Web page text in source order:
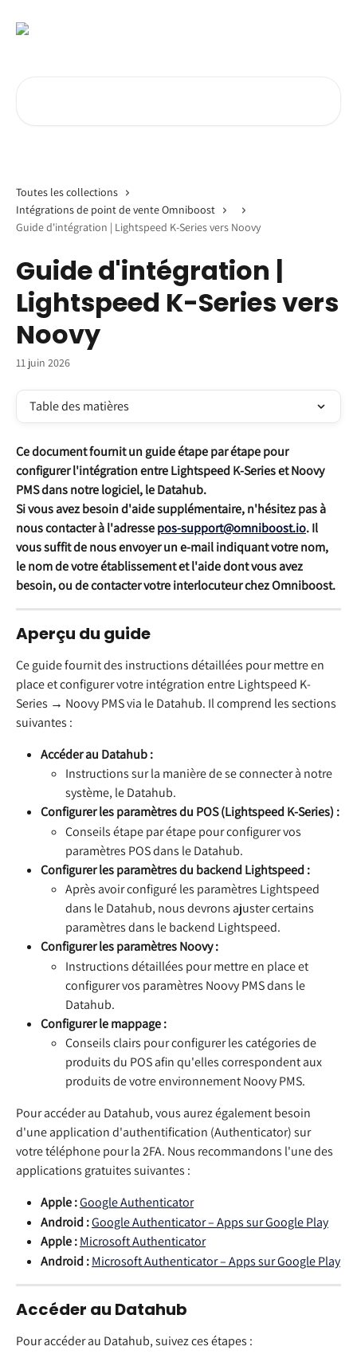
Toutes les collections
Intégrations de point de vente Omniboost
Guide d'intégration | Lightspeed K-Series vers Noovy
Guide d'intégration |
Lightspeed K-Series vers
Noovy
11 juin 2026
Table des matières
Ce document fournit un guide étape par étape pour
configurer l'intégration entre Lightspeed K-Series et Noovy
PMS dans notre logiciel, le Datahub.
Si vous avez besoin d'aide supplémentaire, n'hésitez pas à
nous contacter à l'adresse pos-support@omniboost.io. Il
vous suffit de nous envoyer un e-mail indiquant votre nom,
le nom de votre établissement et l'aide dont vous avez
besoin, ou de contacter votre interlocuteur chez Omniboost.
Aperçu du guide
Ce guide fournit des instructions détaillées pour mettre en
place et configurer votre intégration entre Lightspeed K-
Series → Noovy PMS via le Datahub. Il comprend les sections
suivantes :
Accéder au Datahub :
Instructions sur la manière de se connecter à notre
système, le Datahub.
Configurer les paramètres du POS (Lightspeed K-Series) :
Conseils étape par étape pour configurer vos
paramètres POS dans le Datahub.
Configurer les paramètres du backend Lightspeed :
Après avoir configuré les paramètres Lightspeed
dans le Datahub, nous devrons ajuster certains
paramètres dans le backend Lightspeed.
Configurer les paramètres Noovy :
Instructions détaillées pour mettre en place et
configurer vos paramètres Noovy PMS dans le
Datahub.
Configurer le mappage :
Conseils clairs pour configurer les catégories de
produits du POS afin qu'elles correspondent aux
produits de votre environnement Noovy PMS.
Pour accéder au Datahub, vous aurez également besoin
d'une application d'authentification (Authenticator) sur
votre téléphone pour la 2FA. Nous recommandons l'une des
applications gratuites suivantes :
Apple :Google Authenticator
Android :Google Authenticator – Apps sur Google Play
Apple :Microsoft Authenticator
Android :Microsoft Authenticator – Apps sur Google Play
Accéder au Datahub
Pour accéder au Datahub, suivez ces étapes :